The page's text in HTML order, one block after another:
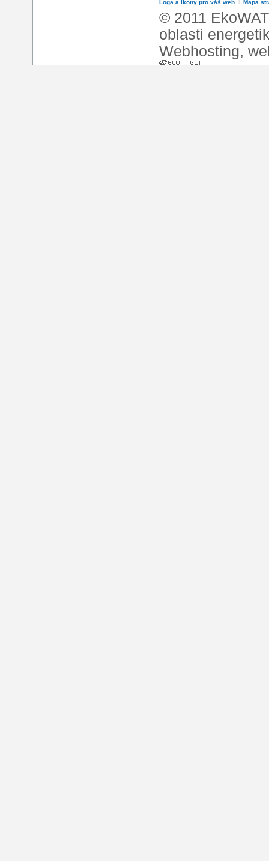
Loga a ikony pro váš web Mapa
© 2011
oblasti
Webhosting,